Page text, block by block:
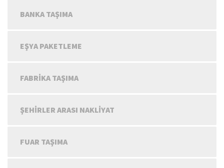
BANKA TAŞIMA
EŞYA PAKETLEME
FABRIKA TAŞIMA
ŞEHIRLER ARASI NAKLIYAT
FUAR TAŞIMA